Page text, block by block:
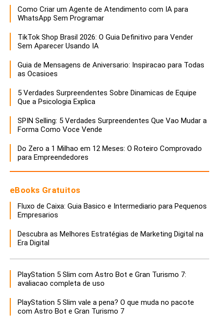
Como Criar um Agente de Atendimento com IA para
WhatsApp Sem Programar
TikTok Shop Brasil 2026: O Guia Definitivo para Vender
Sem Aparecer Usando IA
Guia de Mensagens de Aniversario: Inspiracao para Todas
as Ocasioes
5 Verdades Surpreendentes Sobre Dinamicas de Equipe
Que a Psicologia Explica
SPIN Selling: 5 Verdades Surpreendentes Que Vao Mudar a
Forma Como Voce Vende
Do Zero a 1 Milhao em 12 Meses: O Roteiro Comprovado
para Empreendedores
eBooks Gratuitos
Fluxo de Caixa: Guia Basico e Intermediario para Pequenos
Empresarios
Descubra as Melhores Estratégias de Marketing Digital na
Era Digital
PlayStation 5 Slim com Astro Bot e Gran Turismo 7:
avaliacao completa de uso
PlayStation 5 Slim vale a pena? O que muda no pacote
com Astro Bot e Gran Turismo 7